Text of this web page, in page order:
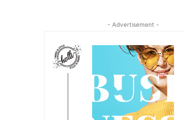
- Advertisement -